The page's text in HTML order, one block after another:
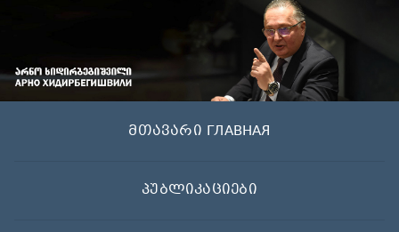
მთავარი ГЛАВНАЯ
პუბლიკაციები